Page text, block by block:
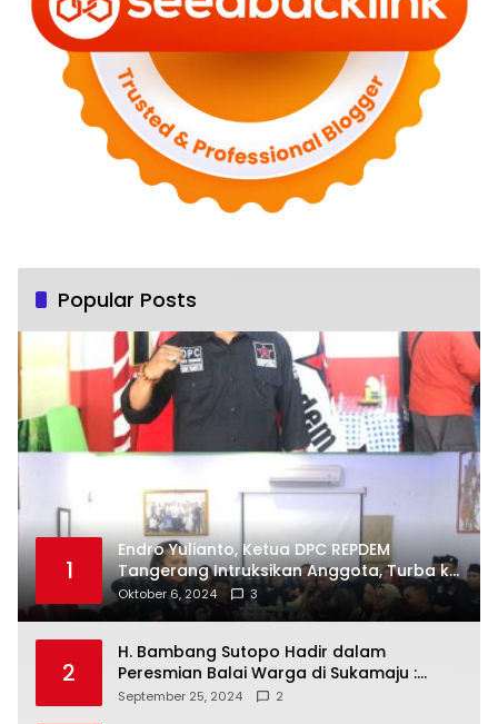
Popular Posts
1
Endro Yulianto, Ketua DPC REPDEM
Tangerang Intruksikan Anggota, Turba ke
Masyarakat Dan Jalani Apa Yang di
Putuskan RAKERCABSUS
Oktober 6, 2024 3
2
H. Bambang Sutopo Hadir dalam
Peresmian Balai Warga di Sukamaju :
Wadah Baru untuk Kolaborasi dan
September 25, 2024 2